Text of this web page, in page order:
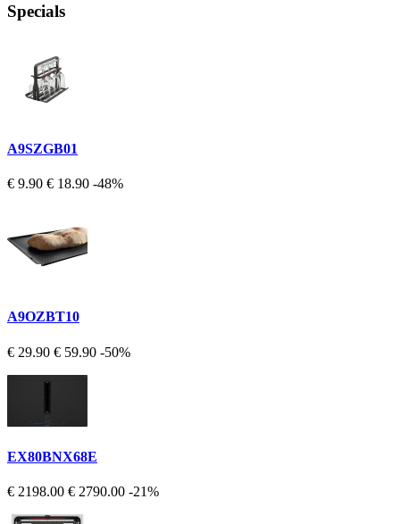
Specials
A9SZGB01
€ 9.90 € 18.90 -48%
A9OZBT10
€ 29.90 € 59.90 -50%
EX80BNX68E
€ 2198.00 € 2790.00 -21%